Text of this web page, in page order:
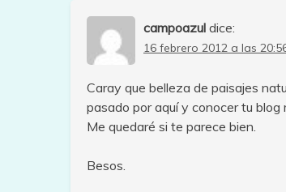
campoazul dice:
16 febrero 2012 a las
Caray que belleza de paisajes
pasado por aquí y conocer tu
Me quedaré si te parece bien.
Besos.